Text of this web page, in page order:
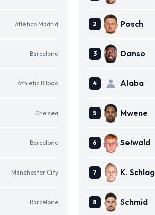
Atlético Madrid
Barcelone
Athletic Bilbao
Chelsea
Barcelone
Manchester City
Barcelone
Posch
Danso
Alaba
Mwene
Seiwald
K.
Schmid